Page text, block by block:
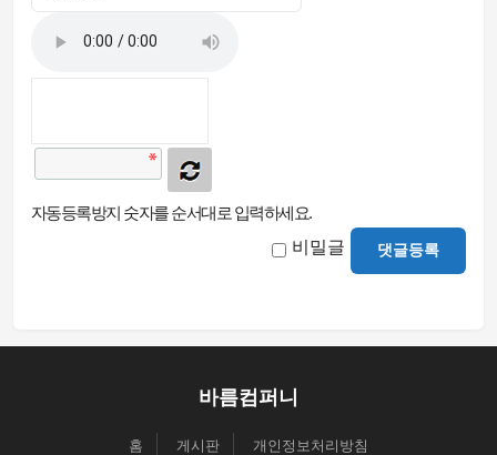
자동등록방지 숫자를 순서대로 입력하세요.
비밀글 댓글등록
바름컴퍼니
홈 게시판 개인정보처리방침